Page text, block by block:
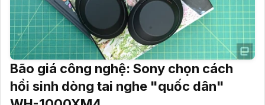
Bão giá công nghệ: Sony chọn cách
hồi sinh dòng tai nghe "quốc dân"